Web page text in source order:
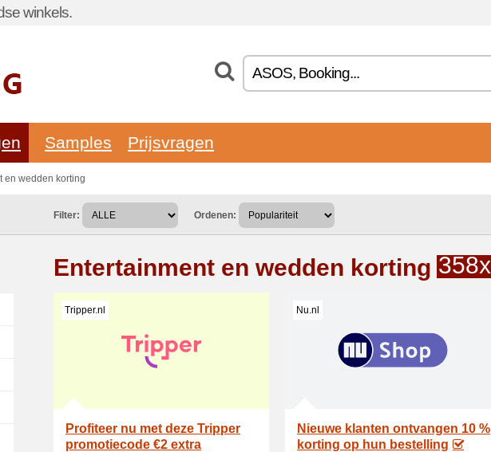
winkels.
Samples Prijsvragen
en wedden korting
Filter: Ordenen:
Entertainment en wedden korting 358x
Tripper.nl
Profiteer nu met deze Tripper
promotiecode €2 extra
Nu.nl
Nieuwe klanten ontvangen 10 %
korting op hun bestelling